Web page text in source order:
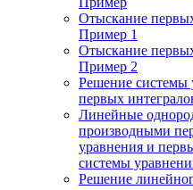
Отыскание
Пример 1
Отыскание
Пример 2
Решение системы
первых
Линейные
производными
уравнения и
системы
Решение